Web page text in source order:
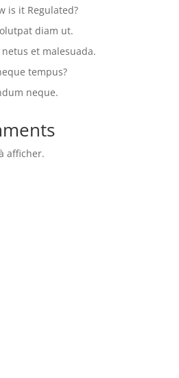
is it Regulated?
diam ut.
et malesuada.
tempus?
neque.
afficher.